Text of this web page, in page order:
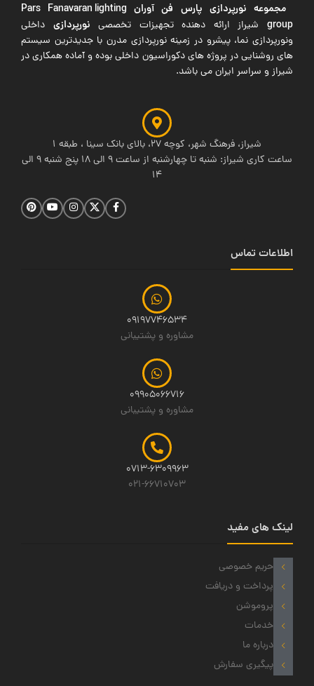
مجموعه نورپردازی پارس فن آوران Pars Fanavaran lighting
groupشیراز ارائه دهنده تجهیزات تخصصی نورپردازی داخلی
ونورپردازی نما، پیشرو در زمینه نورپردازی مدرن با جدیدترین سیستم
های روشنایی در پروژه های دکوراسیون داخلی بوده و آماده همکاری در
شیراز و سراسر ایران می باشد.
شیراز، فرهنگ شهر، کوچه 27، بالای بانک سینا ، طبقه 1
ساعت کاری شیراز: شنبه تا چهارشنبه از ساعت 9 الی 18 پنج شنبه 9 الی
14
اطلاعات تماس
09197746534
مشاوره و پشتیبانی
09905066716
مشاوره و پشتیبانی
0713-6309963
021-66710703
لینک های مفید
حریم خصوصی
پرداخت و دریافت
پروموشن
خدمات
درباره ما
پیگیری سفارش